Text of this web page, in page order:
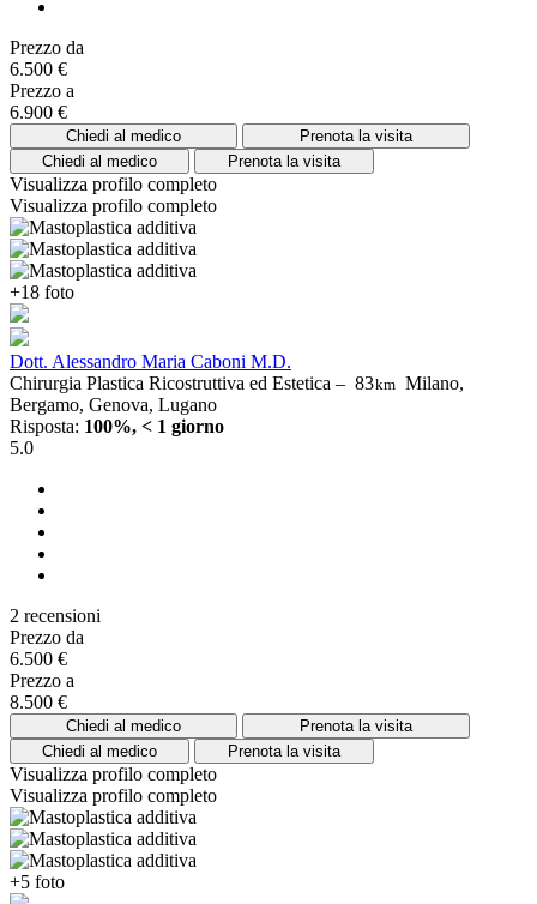
Prezzo da
6.500 €
Prezzo a
6.900 €
Chiedi al medico
Prenota la visita
Chiedi al medico
Prenota la visita
Visualizza profilo completo
Visualizza profilo completo
+18 foto
Dott. Alessandro Maria Caboni M.D.
Chirurgia Plastica Ricostruttiva ed Estetica – 83km Milano,
Bergamo, Genova, Lugano
Risposta: 100%, < 1 giorno
5.0
2 recensioni
Prezzo da
6.500 €
Prezzo a
8.500 €
Chiedi al medico
Prenota la visita
Chiedi al medico
Prenota la visita
Visualizza profilo completo
Visualizza profilo completo
+5 foto